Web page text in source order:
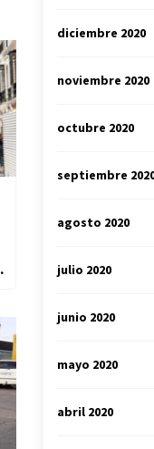
diciembre 2020
noviembre 2020
octubre 2020
septiembre
agosto 2020
julio 2020
junio 2020
mayo 2020
abril 2020